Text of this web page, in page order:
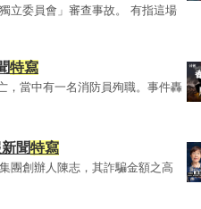
立委員會」審查事故。 有指這場
特寫
，當中有一名消防員殉職。事件轟
聞特寫
團創辦人陳志，其詐騙金額之高